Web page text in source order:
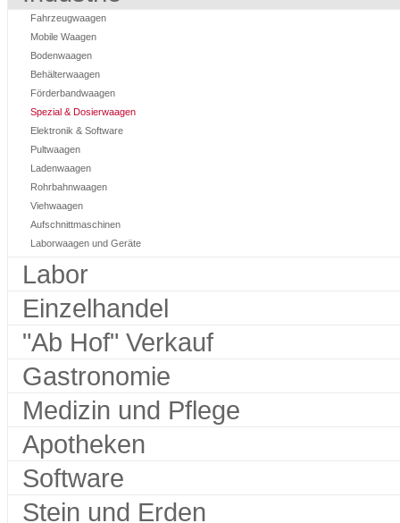
Fahrzeugwaagen
Mobile Waagen
Bodenwaagen
Behälterwaagen
Förderbandwaagen
Spezial & Dosierwaagen
Elektronik & Software
Pultwaagen
Ladenwaagen
Rohrbahnwaagen
Viehwaagen
Aufschnittmaschinen
Laborwaagen und Geräte
Labor
Einzelhandel
"Ab Hof" Verkauf
Gastronomie
Medizin und Pflege
Apotheken
Software
Stein und Erden